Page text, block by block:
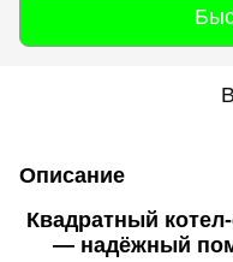
Описание
Квадратный
— надёжный